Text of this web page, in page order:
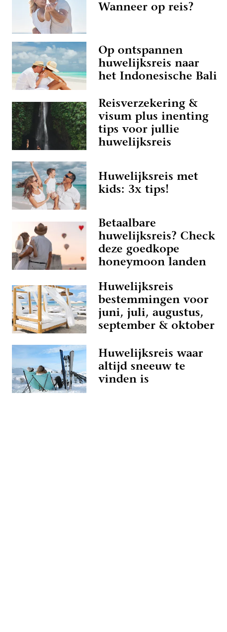
Wanneer op reis?
Op ontspannen
huwelijksreis naar
het Indonesische Bali
Reisverzekering &
visum plus inenting
tips voor jullie
huwelijksreis
Huwelijksreis met
kids: 3x tips!
Betaalbare
huwelijksreis? Check
deze goedkope
honeymoon landen
Huwelijksreis
bestemmingen voor
juni, juli, augustus,
september & oktober
Huwelijksreis waar
altijd sneeuw te
vinden is